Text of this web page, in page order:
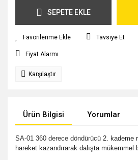
SEPETE EKLE
Tavsiye Et
Fiyat Alarmı
Karşılaştır
Ürün Bilgisi Yorumlar
SA-01 360 derece döndürücü 2. kademe
hareket kazandırarak dalışta mükemmel